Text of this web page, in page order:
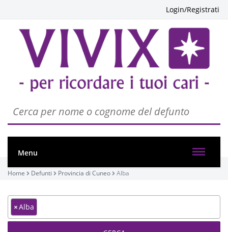
Login/Registrati
Menu
Home Defunti Provincia di Cuneo Alba
×Alba